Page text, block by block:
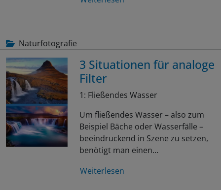
Naturfotografie
3 Situationen für analoge
Filter
1: Fließendes Wasser
Um fließendes Wasser – also zum
Beispiel Bäche oder Wasserfälle –
beeindruckend in Szene zu setzen,
benötigt man einen…
Weiterlesen